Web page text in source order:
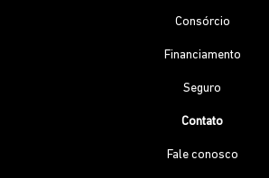
Consórcio
Financiamento
Seguro
Contato
Fale conosco